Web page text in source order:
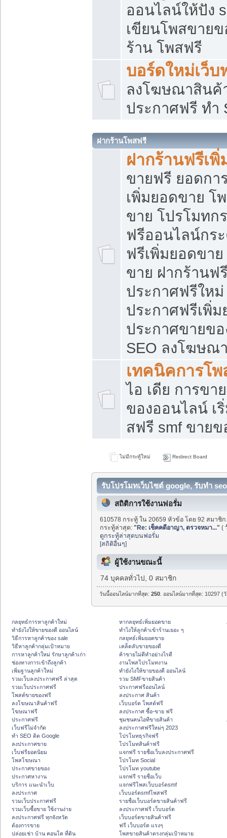
ออนไลน์ให้ปัง
เขียนโพสขาย
ร้าน โพสฟรี
บอร์ดใหม่เว็บ
ลงโฆษณาสิน
ประกาศฟรี ทำ
ฝากร้านโพสฟรี
ฝากร้านฟรีเ
ขายฟรี ยอดกา
เพิ่มยอดขาย โ
ขาย โปรโมทก
ฟรีออนไลน์กร
ฟรีเพิ่มยอดขา
ขาย ฝากร้านฟ
ประกาศฟรีใหม่
ประกาศฟรีเพิ่
ประกาศขายข
SEO ลงโฆษณ
เทคนิคการโ
ไอ เดีย การขา
ของออนไลน์ เ
สฟรี smf ขาย
ไม่มีกระทู้ใหม่ Redirect Board
รับโปรโมทเว็บไซต์ google, รับทำ
สถิติการใช้งานฟอรั่ม
610578 กระทู้ ใน 20659 หัวข้อ โดย 92 สมาชิ
กระทู้ล่าสุด:"Re: เช็คคดีอาญา, ตรวจหมา..." (
ดูกระทู้ล่าสุดบนฟอรั่ม
[สถิติอื่นๆ]
ผู้ใช้งานขณะนี้
74 บุคคลทั่วไป, 0 สมาชิก
วันนี้ออนไลน์มากที่สุด:250 . ออนไลน์มากที่สุด: 10297
กลยุทธ์การหาลูกค้าใหม่
ทํายังไงให้ขายของดี ออนไลน์
วิธีการหาลูกค้าของ sale
วิธีหาลูกค้ากลุ่มเป้าหมาย
การหาลูกค้าใหม่ รักษาลูกค้าเก่า
ช่องทางการเข้าถึงลูกค้า
เพิ่มฐานลูกค้าใหม่
รวมเว็บลงประกาศฟรี ล่าสุด
รวมเว็บประกาศฟรี
โพสต์ขายของฟรี
ลงโฆษณาสินค้าฟรี
โฆษณาฟรี
ประกาศฟรี
เว็บฟรีไม่จำกัด
ทำ SEO ติด Google
ลงประกาศขาย
เว็บฟรียอดนิยม
โพสโฆษณา
ประกาศขายของ
ประกาศหางาน
บริการ แนะนำเว็บ
ลงประกาศ
รวมเว็บประกาศฟรี
รวมเว็บซื้อขาย ใช้งานง่าย
ลงประกาศฟรี ทุกจังหวัด
ต้องการขาย
ปล่อยเช่า บ้าน คอนโด ที่ดิน
หากลยุทธ์เพิ่มยอดขาย
ทําไงให้ลูกค้าเข้าร้านเยอะ ๆ
กลยุทธ์เพิ่มยอดขาย
เคล็ดลับขายของดี
ค้าขายไม่ดีทำอย่างไรดี
งานโพสโปรโมทงาน
ทํายังไงให้ขายของดี ออนไลน์
รวม SMFขายสินค้า
ประกาศฟรีออนไลน์
ลงประกาศ สินค้า
เว็บบอร์ด โพสต์ฟรี
ลงประกาศ ซื้อ-ขาย ฟรี
ชุมชนคนไอทีขายสินค้า
ลงประกาศฟรีใหม่ๆ 2023
โปรโมทธุรกิจฟรี
โปรโมทสินค้าฟรี
แจกฟรี รายชื่อเว็บลงประกาศฟรี
โปรโมท Social
โปรโมท youtube
แจกฟรี รายชื่อเว็บ
แจกฟรีโพสเว็บบอร์ดsmf
เว็บบอร์ดsmfโพสฟรี
รายชื่อเว็บบอร์ดขายสินค้าฟรี
ลงประกาศฟรี เว็บบอร์ด
เว็บบอร์ดขายสินค้าฟรี
ฟรี เว็บบอร์ด แรงๆ
โพสขายสินค้าตรงกลุ่มเป้าหมาย